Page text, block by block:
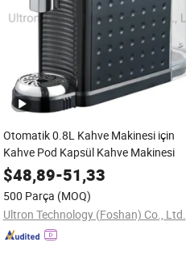
Otomatik 0.8L Kahve Makinesi için
Kahve Pod Kapsül Kahve Makinesi
$48,89-51,33
500 Parça (MOQ)
Ultron Technology (Foshan) Co., Ltd.